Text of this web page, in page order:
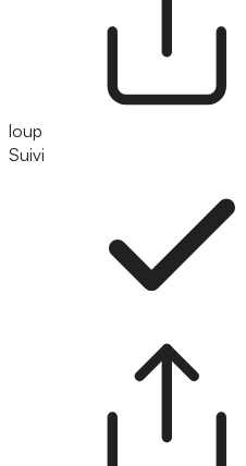
loup
Suivi